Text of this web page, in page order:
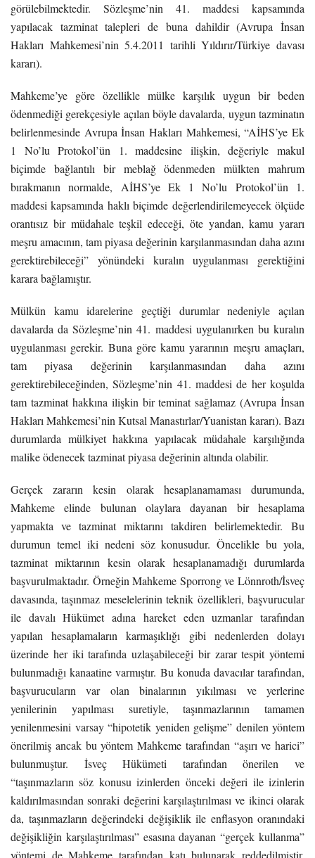
görülebilmektedir. Sözleşme’nin 41. maddesi kapsamında
yapılacak tazminat talepleri de buna dahildir (Avrupa İnsan
Hakları Mahkemesi’nin 5.4.2011 tarihli Yıldırır/Türkiye davası
kararı).
Mahkeme’ye göre özellikle mülke karşılık uygun bir beden
ödenmediği gerekçesiyle açılan böyle davalarda, uygun tazminatın
belirlenmesinde Avrupa İnsan Hakları Mahkemesi, “AİHS’ye Ek
1 No’lu Protokol’ün 1. maddesine ilişkin, değeriyle makul
biçimde bağlantılı bir meblağ ödenmeden mülkten mahrum
bırakmanın normalde, AİHS’ye Ek 1 No’lu Protokol’ün 1.
maddesi kapsamında haklı biçimde değerlendirilemeyecek ölçüde
orantısız bir müdahale teşkil edeceği, öte yandan, kamu yararı
meşru amacının, tam piyasa değerinin karşılanmasından daha azını
gerektirebileceği” yönündeki kuralın uygulanması gerektiğini
karara bağlamıştır.
Mülkün kamu idarelerine geçtiği durumlar nedeniyle açılan
davalarda da Sözleşme’nin 41. maddesi uygulanırken bu kuralın
uygulanması gerekir. Buna göre kamu yararının meşru amaçları,
tam piyasa değerinin karşılanmasından daha azını
gerektirebileceğinden, Sözleşme’nin 41. maddesi de her koşulda
tam tazminat hakkına ilişkin bir teminat sağlamaz (Avrupa İnsan
Hakları Mahkemesi’nin Kutsal Manastırlar/Yuanistan kararı). Bazı
durumlarda mülkiyet hakkına yapılacak müdahale karşılığında
malike ödenecek tazminat piyasa değerinin altında olabilir.
Gerçek zararın kesin olarak hesaplanamaması durumunda,
Mahkeme elinde bulunan olaylara dayanan bir hesaplama
yapmakta ve tazminat miktarını takdiren belirlemektedir. Bu
durumun temel iki nedeni söz konusudur. Öncelikle bu yola,
tazminat miktarının kesin olarak hesaplanamadığı durumlarda
başvurulmaktadır. Örneğin Mahkeme Sporrong ve Lönnroth/İsveç
davasında, taşınmaz meselelerinin teknik özellikleri, başvurucular
ile davalı Hükümet adına hareket eden uzmanlar tarafından
yapılan hesaplamaların karmaşıklığı gibi nedenlerden dolayı
üzerinde her iki tarafında uzlaşabileceği bir zarar tespit yöntemi
bulunmadığı kanaatine varmıştır. Bu konuda davacılar tarafından,
başvurucuların var olan binalarının yıkılması ve yerlerine
yenilerinin yapılması suretiyle, taşınmazlarının tamamen
yenilenmesini varsay “hipotetik yeniden gelişme” denilen yöntem
önerilmiş ancak bu yöntem Mahkeme tarafından “aşırı ve harici”
bulunmuştur. İsveç Hükümeti tarafından önerilen ve
“taşınmazların söz konusu izinlerden önceki değeri ile izinlerin
kaldırılmasından sonraki değerini karşılaştırılması ve ikinci olarak
da, taşınmazların değerindeki değişiklik ile enflasyon oranındaki
değişikliğin karşılaştırılması” esasına dayanan “gerçek kullanma”
yöntemi de Mahkeme tarafından katı bulunarak reddedilmiştir.